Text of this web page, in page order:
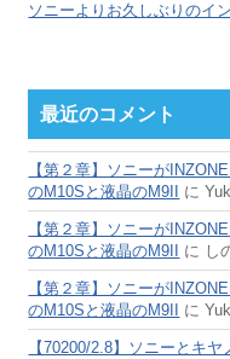
ソニーよりお久しぶりのイ
最近のコメント
【第２章】ソニーが
のM10Sと液晶のM9II
に
【第２章】ソニーが
のM10Sと液晶のM9II
に し
【第２章】ソニーが
のM10Sと液晶のM9II
に
【70200/2.8】ソニーとキ